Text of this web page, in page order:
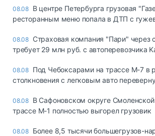
08.08 В центре Петербурга грузовая
ресторанным меню попала в ДТП с
08.08 Страховая компания "Пари" через
требует 29 млн руб. с автоперевозчика
08.08 Под Чебоксарами на трассе М-7 в
столкновения с легковым авто
08.08 В Сафоновском округе Смоленской
трассе М-1 полностью выгорел грузовик
08.08 Более 8,5 тысячи большегрузов-